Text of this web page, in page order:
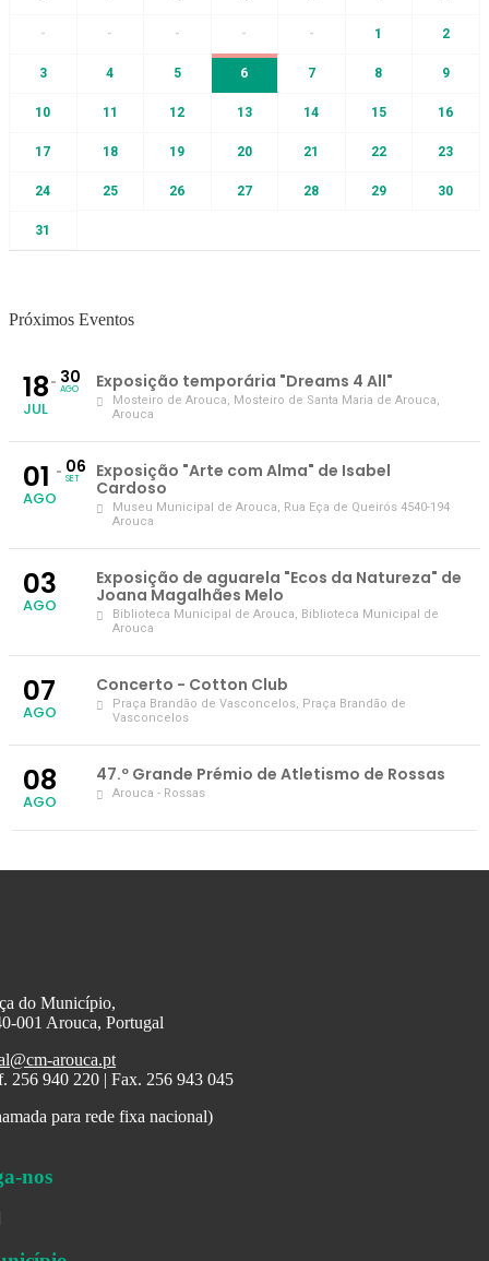
- - - - - 1 2
3 4 5 6 7 8 9
10 11 12 13 14 15 16
17 18 19 20 21 22 23
24 25 26 27 28 29 30
31
Próximos Eventos
18
JUL
30
AGO Exposição temporária "Dreams 4 All"
Mosteiro de Arouca, Mosteiro de Santa Maria de Arouca,
Arouca
01
AGO
06
SET
Exposição "Arte com Alma" de Isabel
Cardoso
Museu Municipal de Arouca, Rua Eça de Queirós 4540-194
Arouca
03
AGO
Exposição de aguarela "Ecos da Natureza" de
Joana Magalhães Melo
Biblioteca Municipal de Arouca, Biblioteca Municipal de
Arouca
07
AGO
Concerto - Cotton Club
Praça Brandão de Vasconcelos, Praça Brandão de
Vasconcelos
08
AGO
47.º Grande Prémio de Atletismo de Rossas
Arouca - Rossas
do Município,
001 Arouca, Portugal
arouca.pt
256 940 220 | Fax. 256 943 045
para rede fixa nacional)
nos